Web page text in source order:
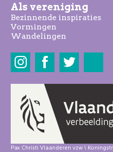
Als vereniging
Bezinnende inspiraties
Vormingen
Wandelingen
Share
Pax Christi Vlaanderen vzw \